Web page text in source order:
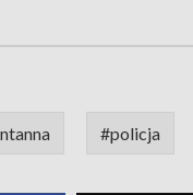
#policja